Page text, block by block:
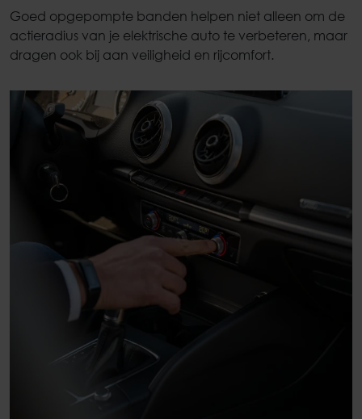
Goed opgepompte banden helpen niet alleen om de
actieradius van je elektrische auto te verbeteren, maar
dragen ook bij aan veiligheid en rijcomfort.